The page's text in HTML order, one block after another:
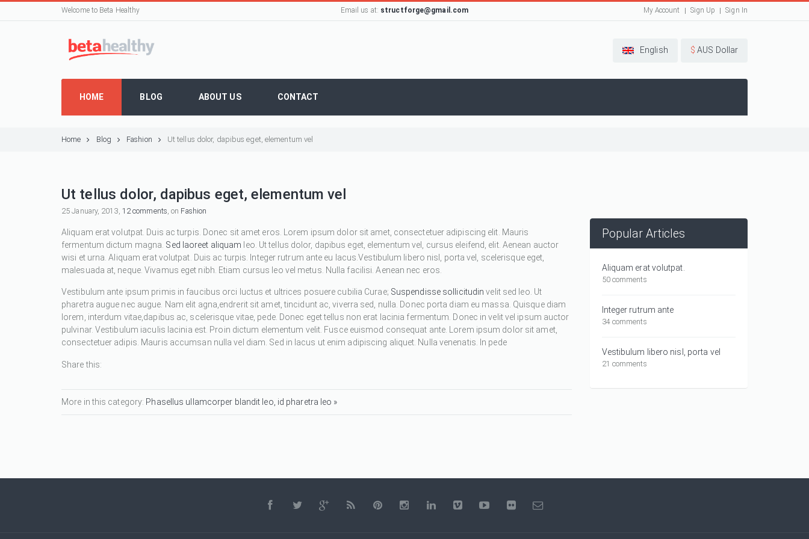
Welcome to Beta Healthy Email us at: structforge@gmail.com My Account Sign Up Sign In
English $ AUS Dollar
HOME BLOG ABOUT US CONTACT
Home Blog Fashion Ut tellus dolor, dapibus eget, elementum vel
Ut tellus dolor, dapibus eget, elementum vel
25 January, 2013, 12 comments, on Fashion
Aliquam erat volutpat. Duis ac turpis. Donec sit amet eros. Lorem ipsum dolor sit amet, consectetuer adipiscing elit. Mauris
fermentum dictum magna. Sed laoreet aliquam leo. Ut tellus dolor, dapibus eget, elementum vel, cursus eleifend, elit. Aenean auctor
wisi et urna. Aliquam erat volutpat. Duis ac turpis. Integer rutrum ante eu lacus.Vestibulum libero nisl, porta vel, scelerisque eget,
malesuada at, neque. Vivamus eget nibh. Etiam cursus leo vel metus. Nulla facilisi. Aenean nec eros.
Vestibulum ante ipsum primis in faucibus orci luctus et ultrices posuere cubilia Curae; Suspendisse sollicitudin velit sed leo. Ut
pharetra augue nec augue. Nam elit agna,endrerit sit amet, tincidunt ac, viverra sed, nulla. Donec porta diam eu massa. Quisque diam
lorem, interdum vitae,dapibus ac, scelerisque vitae, pede. Donec eget tellus non erat lacinia fermentum. Donec in velit vel ipsum auctor
pulvinar. Vestibulum iaculis lacinia est. Proin dictum elementum velit. Fusce euismod consequat ante. Lorem ipsum dolor sit amet,
consectetuer adipis. Mauris accumsan nulla vel diam. Sed in lacus ut enim adipiscing aliquet. Nulla venenatis. In pede
Share this:
More in this category: Phasellus ullamcorper blandit leo, id pharetra leo »
Popular Articles
Aliquam erat volutpat.
50 comments
Integer rutrum ante
34 comments
Vestibulum libero nisl, porta vel
21 comments